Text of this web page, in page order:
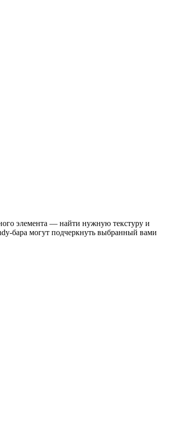
элемента — найти нужную текстуру и
бара могут подчеркнуть выбранный вами